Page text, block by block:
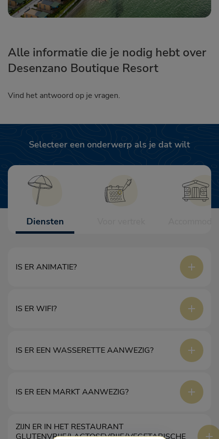
Alle informatie die je nodig hebt over
Desenzano Boutique Resort
Vind het antwoord op je vragen.
Selecteer een onderwerp als je dat wilt
Diensten
IS ER ANIMATIE?
We hebben niet het hele seizoen een animatieservice. Er zijn
evenementen en muzikale voorstellingen gepland.
IS ER WIFI?
Wifi is gratis beschikbaar.
IS ER EEN WASSERETTE AANWEZIG?
Ja.
IS ER EEN MARKT AANWEZIG?
Er is geen interne markt.
ZIJN ER IN HET RESTAURANT
GLUTENVRIJE/LACTOSEVRIJE/VEGETARISCHE